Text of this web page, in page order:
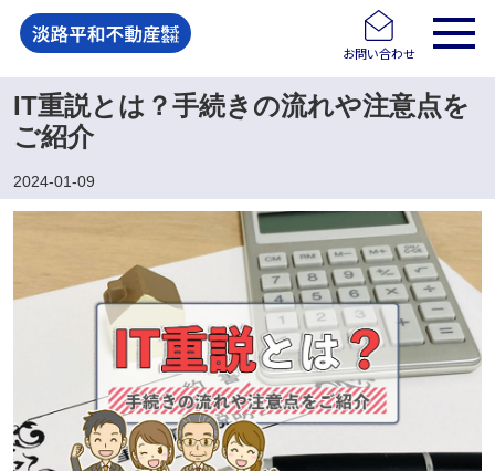
お問い合わせ
IT重説とは？手続きの流れや注意点を
ご紹介
2024-01-09